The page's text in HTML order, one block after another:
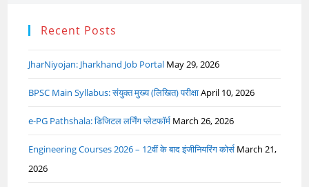
Recent Posts
JharNiyojan: Jharkhand Job Portal May 29, 2026
BPSC Main Syllabus: संयुक्त मुख्य (लिखित) परीक्षाApril 10, 2026
e-PG Pathshala: डिजिटल लर्निंग प्लेटफॉर्म March 26, 2026
Engineering Courses 2026 – 12वीं के बाद इंजीनियरिंग कोर्स March 21,
2026